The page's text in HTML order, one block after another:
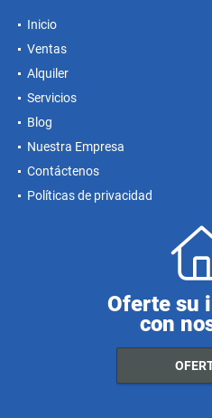
Inicio
Ventas
Alquiler
Servicios
Blog
Nuestra Empresa
Contáctenos
Políticas de privacidad
Oferte su
con